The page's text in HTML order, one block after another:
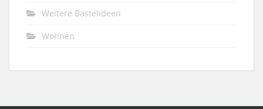
Weitere Bastelideen
Wohnen